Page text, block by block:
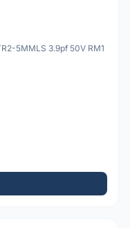
5MMLS 3.9pf 50V RM1